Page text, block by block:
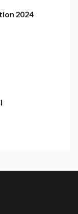
2024